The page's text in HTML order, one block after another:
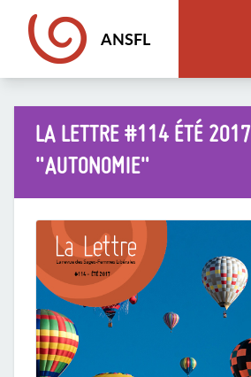
ANSFL
LA LETTRE #114 ÉTÉ
"AUTONOMIE"